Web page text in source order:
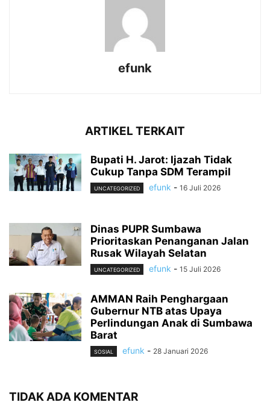
efunk
ARTIKEL TERKAIT
Bupati H. Jarot: Ijazah Tidak
Cukup Tanpa SDM Terampil
UNCATEGORIZED efunk - 16 Juli 2026
Dinas PUPR Sumbawa
Prioritaskan Penanganan Jalan
Rusak Wilayah Selatan
UNCATEGORIZED efunk - 15 Juli 2026
AMMAN Raih Penghargaan
Gubernur NTB atas Upaya
Perlindungan Anak di Sumbawa
Barat
SOSIAL efunk - 28 Januari 2026
TIDAK ADA KOMENTAR